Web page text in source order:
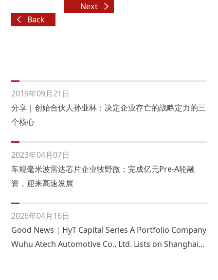
Back
Next
2019年09月21日
分享｜创始合伙人孙业林：决定企业存亡的战略定力的三
个核心
2023年04月07日
车规毫米波雷达芯片企业牧野微；完成亿元Pre-A轮融
资，迎来高速发展
2026年04月16日
Good News | HyT Capital Series A Portfolio Company
Wuhu Atech Automotive Co., Ltd. Lists on Shanghai